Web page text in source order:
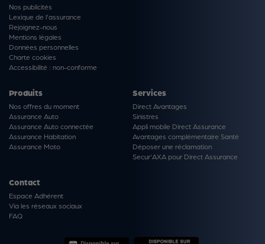
Nos publicités
Lexique de l'assurance
Rejoignez-nous
Mentions légales
Données personnelles
Charte cookies
Accessibilité : non-conforme
Produits
Nos offres du moment
Assurance Auto
Assurance Auto connectée
Assurance Habitation
Assurance Moto
Services
Direct Avantages
Sinistres
Appli mobile Direct Assurance
Avantages complémentaire Santé
Déposer une réclamation
Secur'AXA pour Direct Assurance
Contact
Espace Adhérent
Via les réseaux sociaux
FAQ